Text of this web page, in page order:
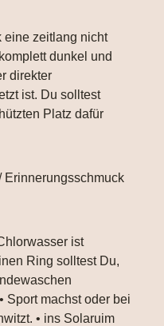
eine zeitlang nicht
dunkel und
direkter
ist. Du solltest
Platz dafür
Erinnerungsschmuck
ist
Ring solltest Du,
Sport machst oder bei
• ins Solaruim